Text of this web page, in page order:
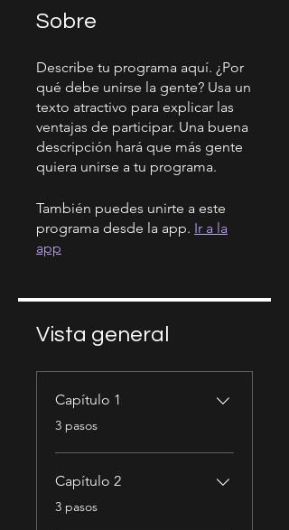
Sobre
Describe tu programa aquí. ¿Por
qué debe unirse la gente? Usa un
texto atractivo para explicar las
ventajas de participar. Una buena
descripción hará que más gente
quiera unirse a tu programa.
También puedes unirte a este
programa desde la app. Ir a la
app
Vista general
Capítulo 1
.
3 pasos
Capítulo 2
.
3 pasos